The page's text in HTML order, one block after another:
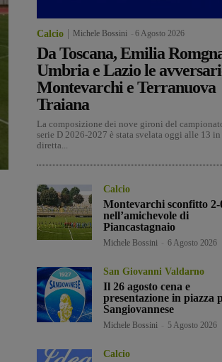
Calcio Michele Bossini 6 Agosto 2026
Da Toscana, Emilia
Umbria e Lazio le
Montevarchi e Terranuova
Traiana
La composizione dei nove gironi del
serie D 2026-2027 è stata svelata oggi alle 13 in
diretta...
Calcio
Montevarchi sconfitto 2-
nell’amichevole di
Piancastagnaio
Michele Bossini 6 Agosto 2026
San Giovanni Valdarno
Il 26 agosto cena e
presentazione in piazza
Sangiovannese
Michele Bossini 5 Agosto 2026
Calcio